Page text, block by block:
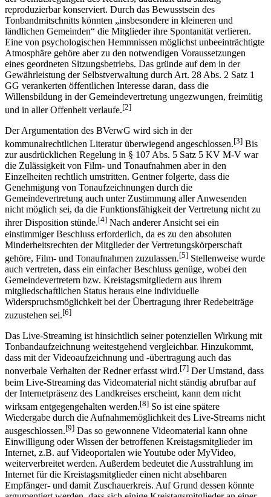
rhetorischen Fehlleistungen, sprachlichen Unzulänglichkeiten und
der Gemütsregungen des Redners, dauerhaft und ständig
reproduzierbar konserviert. Durch das Bewusstsein des
Tonbandmitschnitts könnten „insbesondere in kleineren und
ländlichen Gemeinden“ die Mitglieder ihre Spontanität verlieren.
Eine von psychologischen Hemmnissen möglichst unbeeinträchtigte
Atmosphäre gehöre aber zu den notwendigen Voraussetzungen
eines geordneten Sitzungsbetriebs. Das gründe auf dem in der
Gewährleistung der Selbstverwaltung durch Art. 28 Abs. 2 Satz 1
GG verankerten öffentlichen Interesse daran, dass die
und in aller Offenheit verlaufe.[2]
Der Argumentation des BVerwG wird sich in der
kommunalrechtlichen Literatur überwiegend angeschlossen.
zur ausdrücklichen Regelung in § 107 Abs. 5 Satz 5 KV M-V war
die Zulässigkeit von Film- und Tonaufnahmen aber in den
Einzelheiten rechtlich umstritten. Gentner folgerte, dass die
Genehmigung von Tonaufzeichnungen durch die
Gemeindevertretung auch unter Zustimmung aller Anwesenden
nicht möglich sei, da die Funktionsfähigkeit der Vertretung nicht zu
ihrer Disposition stünde. [4]Nach anderer Ansicht sei ein
einstimmiger Beschluss erforderlich, da es zu den absoluten
Minderheitsrechten der Mitglieder der Vertretungskörperschaft
gehöre, Film- und Tonaufnahmen zuzulassen.[5]Stellenweise wurde
auch vertreten, dass ein einfacher Beschluss genüge, wobei den
Gemeindevertretern bzw. Kreistagsmitgliedern aus ihrem
mitgliedschaftlichen Status heraus eine individuelle
zuzustehen sei.[6]
Das Live-Streaming ist hinsichtlich seiner potenziellen Wirkung mit
Tonbandaufzeichnung weitestgehend vergleichbar. Hinzukommt,
dass mit der Videoaufzeichnung und -übertragung auch das
nonverbale Verhalten der Redner erfasst wird. [7]Der Umstand, dass
beim Live‑Streaming das Videomaterial nicht ständig abrufbar auf
der Internetpräsenz des Landkreises erscheint, kann dem nicht
wirksam entgegengehalten werden. [8]So ist eine spätere
Wiedergabe durch die Aufnahmemöglichkeit des Live-Streams nicht
ausgeschlossen.[9]Das so gewonnene Videomaterial kann ohne
Einwilligung oder Wissen der betroffenen Kreistagsmitglieder im
Internet, z.B. auf Videoportalen wie Youtube oder MyVideo,
weiterverbreitet werden. Außerdem bedeutet die Ausstrahlung im